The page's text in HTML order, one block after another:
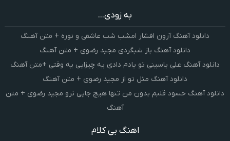
به زودی...
دانلود آهنگ آرون افشار امشب شب عاشقی و نوره + متن آهنگ
دانلود آهنگ باز شبگردی مجید رضوی + متن آهنگ
دانلود آهنگ علی یاسینی تو یادم دادی یه چیزایی یه وقتی +متن آهنگ
دانلود آهنگ مثل تو از مجید رضوی + متن آهنگ
دانلود آهنگ حسود قلبم بدون من تنها هیچ جایی نرو مجید رضوی + متن
آهنگ
اهنگ بی کلام